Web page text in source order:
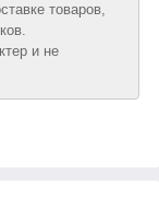
товаров,
и не